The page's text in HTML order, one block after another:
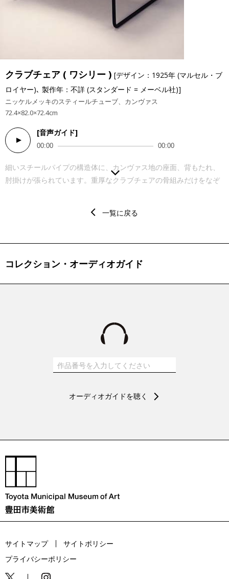
クラブチェア ( ワシリー ) [デザイン：1925年 (マルセル・ブ
ロイヤー)､ 製作年：不詳 (スタンダード = メーベル社)]
ニッケルメッキのスティールチューブ、カンヴァス
72.4×82.0×72.4cm
[音声ガイド]
Audio
Player
00:00 00:00
細いスチールパイプの構造体に、カンヴァス地の座面、背もたれ、
肘掛けが張られています。重厚なクラブチェアの骨組みだけをなぞ
にヒントを得ています。当初は溶接による組み立てでしたが、量産
ロイヤー自ら「スタンダード家具社」を設立して生産にも関わりま
最も過激な作品。最も非芸術的で論理的、最も居心地が悪くて機械
的」だと言い、将来的には私たちが、物資の重さから解放された
キーにちなんで後年つけられたものです。
一覧に戻る
コレクション・オーディオガイド
オーディオガイドを聴く
サイトマップ
サイトポリシー
プライバシーポリシー